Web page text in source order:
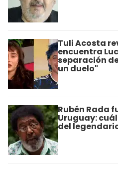
Tuli Acosta
encuentra
separación
un duelo"
Rubén Rada
Uruguay:
del